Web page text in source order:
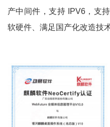
产中间件，支持 IPV6，支
软硬件、满足国产化改造技